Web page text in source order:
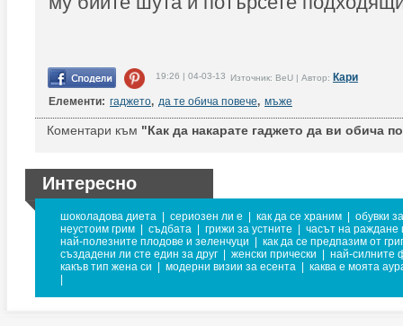
19:26 | 04-03-13 Източник: BeU | Автор: Кари
Елементи: гаджето, да те обича повече, мъже
Коментари към "Как да накарате гаджето да ви обича
Интересно
шоколадова диета сериозен ли е как да се храним
обувки
неустоим грим
съдбата грижи за устните
часът на раждане
най-полезните плодове и зеленчуци
как да се предпазим от
създадени ли сте един за друг
женски прически
най-силните
какъв тип жена си
модерни визии за есента
каква е моята